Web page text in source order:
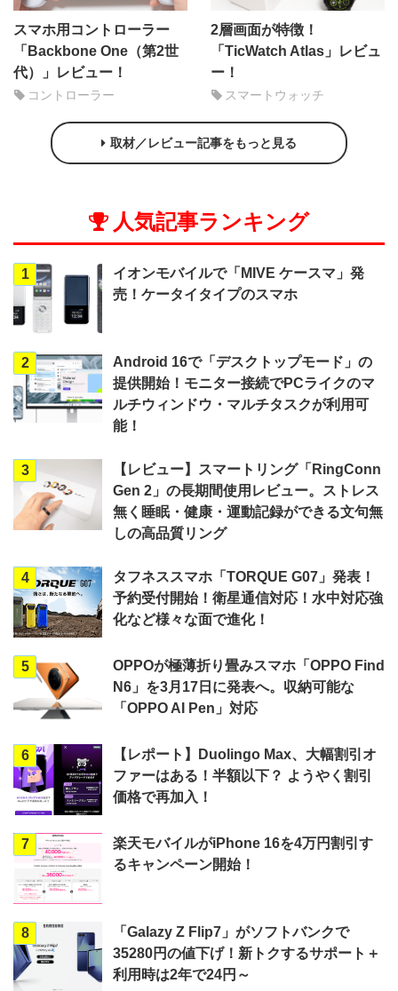
スマホ用コントローラー
「Backbone One（第2世
代）」レビュー！
コントローラー
2層画面が特徴！
「TicWatch Atlas」レビュ
ー！
スマートウォッチ
取材／レビュー記事をもっと見る
人気記事ランキング
1
イオンモバイルで「MIVE ケースマ」発
売！ケータイタイプのスマホ
2
Android 16で「デスクトップモード」の
提供開始！モニター接続でPCライクのマ
ルチウィンドウ・マルチタスクが利用可
能！
3
【レビュー】スマートリング「RingConn
Gen 2」の長期間使用レビュー。ストレス
無く睡眠・健康・運動記録ができる文句無
しの高品質リング
4
タフネススマホ「TORQUE G07」発表！
予約受付開始！衛星通信対応！水中対応強
化など様々な面で進化！
5
OPPOが極薄折り畳みスマホ「OPPO Find
N6」を3月17日に発表へ。収納可能な
「OPPO AI Pen」対応
6
【レポート】Duolingo Max、大幅割引オ
ファーはある！半額以下？ ようやく割引
価格で再加入！
7
楽天モバイルがiPhone 16を4万円割引す
るキャンペーン開始！
8
「Galazy Z Flip7」がソフトバンクで
35280円の値下げ！新トクするサポート＋
利用時は2年で24円～